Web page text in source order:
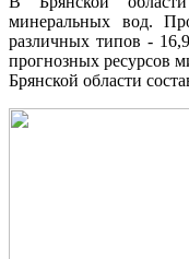
минеральных вод.
различных типов -
прогнозных ресурсов
Брянской области